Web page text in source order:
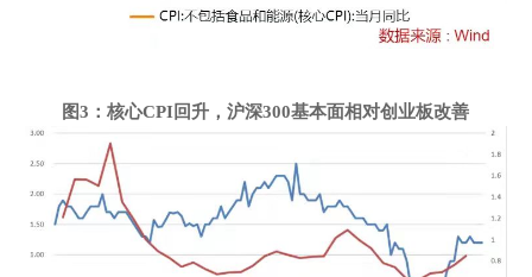
图3 ：核心CPI回升，沪深300基本面相对创业板改善